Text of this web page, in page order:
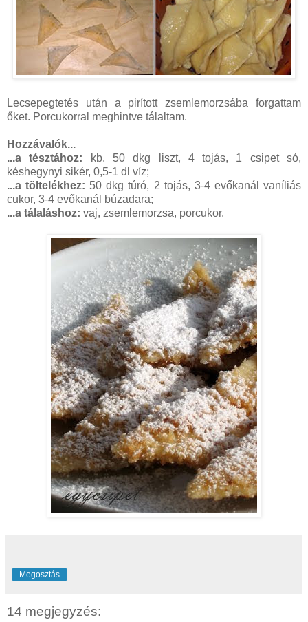
Lecsepegtetés után a pirított zsemlemorzsába forgattam
őket. Porcukorral meghintve tálaltam.
Hozzávalók...
...a tésztához: kb. 50 dkg liszt, 4 tojás, 1 csipet só,
késhegynyi sikér, 0,5-1 dl víz;
...a töltelékhez: 50 dkg túró, 2 tojás, 3-4 evőkanál vaníliás
cukor, 3-4 evőkanál búzadara;
...a tálaláshoz: vaj, zsemlemorzsa, porcukor.
Megosztás
14 megjegyzés: